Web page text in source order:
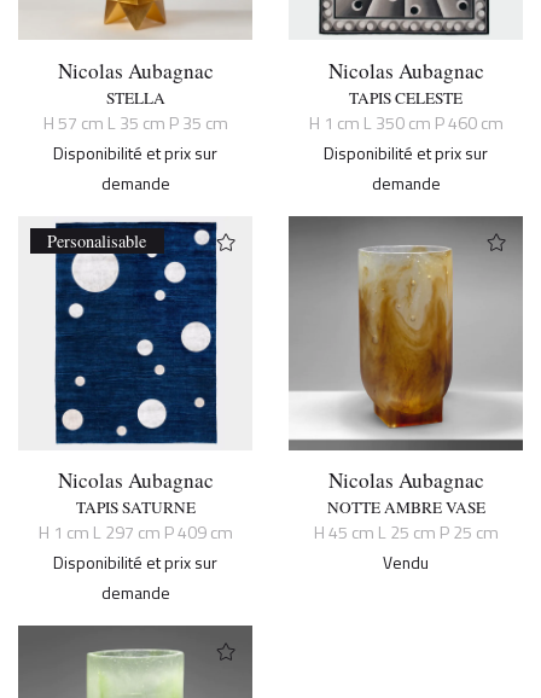
Nicolas Aubagnac
STELLA
H 57 cm L 35 cm P 35 cm
Disponibilité et prix sur
demande
Nicolas Aubagnac
TAPIS CELESTE
H 1 cm L 350 cm P 460 cm
Disponibilité et prix sur
demande
Personalisable
Nicolas Aubagnac
TAPIS SATURNE
H 1 cm L 297 cm P 409 cm
Disponibilité et prix sur
demande
Nicolas Aubagnac
NOTTE AMBRE VASE
H 45 cm L 25 cm P 25 cm
Vendu